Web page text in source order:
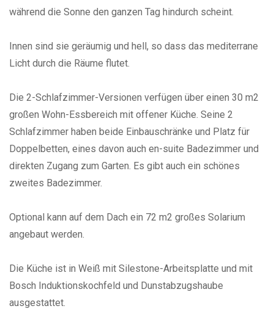
während die Sonne den ganzen Tag hindurch scheint.
Innen sind sie geräumig und hell, so dass das mediterrane
Licht durch die Räume flutet.
Die 2-Schlafzimmer-Versionen verfügen über einen 30 m2
großen Wohn-Essbereich mit offener Küche. Seine 2
Schlafzimmer haben beide Einbauschränke und Platz für
Doppelbetten, eines davon auch en-suite Badezimmer und
direkten Zugang zum Garten. Es gibt auch ein schönes
zweites Badezimmer.
Optional kann auf dem Dach ein 72 m2 großes Solarium
angebaut werden.
Die Küche ist in Weiß mit Silestone-Arbeitsplatte und mit
Bosch Induktionskochfeld und Dunstabzugshaube
ausgestattet.